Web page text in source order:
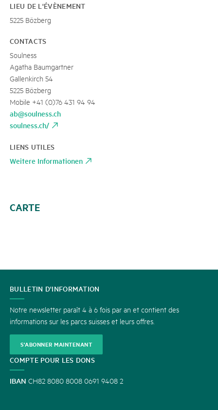
LIEU DE L'ÉVÈNEMENT
5225 Bözberg
CONTACTS
Soulness
Agatha Baumgartner
Gallenkirch 54
5225 Bözberg
Mobile +41 (0)76 431 94 94
ab@soulness.ch
soulness.ch/
LIENS UTILES
Weitere Informationen
CARTE
CONTACT
BULLETIN D'INFORMATION
Notre newsletter paraît 4 à 6 fois par an et contient des
informations sur les parcs suisses et leurs offres.
S'ABONNER MAINTENANT
COMPTE POUR LES DONS
IBAN CH82 8080 8008 0691 9408 2